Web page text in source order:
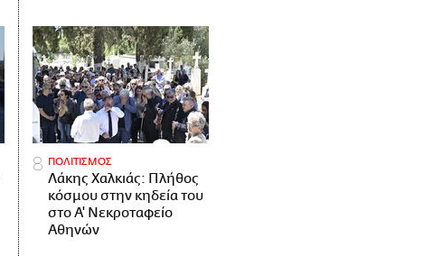
ΠΟΛΙΤΙΣΜΟΣ
Λάκης Χαλκιάς: Πλήθος
κόσμου στην κηδεία του
στο Α' Νεκροταφείο
Αθηνών